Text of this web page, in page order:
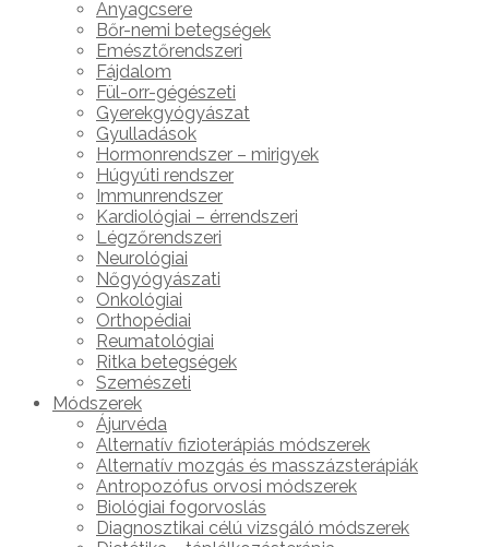
Anyagcsere
Bőr-nemi betegségek
Emésztőrendszeri
Fájdalom
Fül-orr-gégészeti
Gyerekgyógyászat
Gyulladások
Hormonrendszer – mirigyek
Húgyúti rendszer
Immunrendszer
Kardiológiai – érrendszeri
Légzőrendszeri
Neurológiai
Nőgyógyászati
Onkológiai
Orthopédiai
Reumatológiai
Ritka betegségek
Szemészeti
Módszerek
Ájurvéda
Alternatív fizioterápiás módszerek
Alternatív mozgás és masszázsterápiák
Antropozófus orvosi módszerek
Biológiai fogorvoslás
Diagnosztikai célú vizsgáló módszerek